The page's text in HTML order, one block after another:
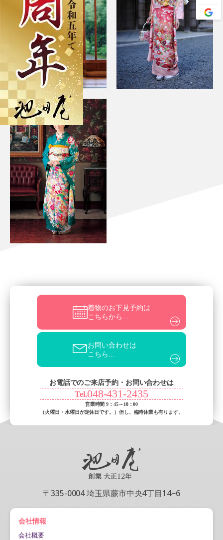
着物のお下見予約は
こちらから...
お問い合わせは
こちら...
お電話でのご来店予約・お問い合わせは
Tel.048-431-2435
営業時間 9：45～18：00
（火曜日・水曜日が定休日です。） 但し、臨時休業も有ります。
〒335-0004 埼玉県蕨市中央4丁目14−6
会社情報
会社概要